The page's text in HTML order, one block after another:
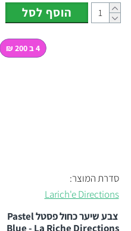
הוסף לסל
4 ב 200 ₪
סדרת המוצר:
Larich'e Directions
צבע שיער כחול פסטל Pastel
Blue - La Riche Directions